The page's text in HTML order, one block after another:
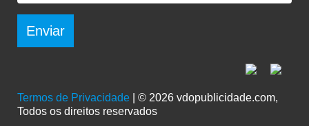
Enviar
Termos de Privacidade | © 2026 vdopublicidade.com,
Todos os direitos reservados